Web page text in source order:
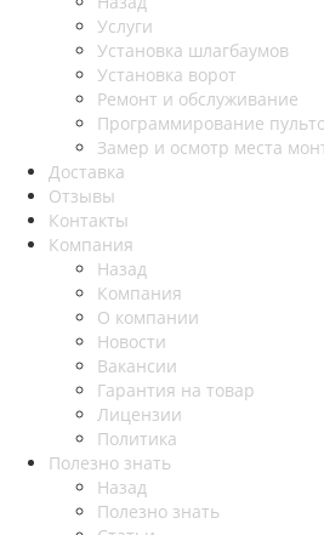
Услуги
Установка шлагбаумов
Установка ворот
Ремонт и обслуживание
Программирование
Замер и осмотр места
Доставка
Отзывы
Контакты
Компания
Назад
Компания
О компании
Новости
Вакансии
Гарантия на товар
Лицензии
Политика
Полезно знать
Назад
Полезно знать